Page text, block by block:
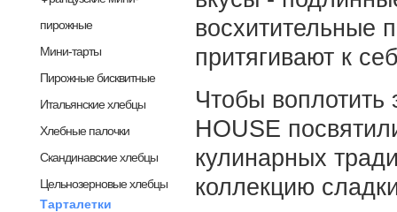
восхитительные
притягивают к
Чтобы воплотить
HOUSE
кулинарных
коллекцию
пирожные
Мини-тарты
Пирожные бисквитные
Итальянские хлебцы
Хлебные палочки
Скандинавские хлебцы
Цельнозерновые хлебцы
Тарталетки